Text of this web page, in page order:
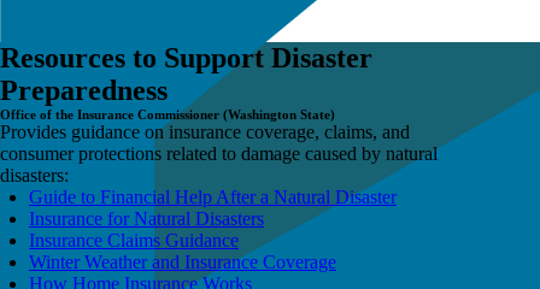
Resources to Support Disaster
Preparedness
Office of the Insurance Commissioner (Washington State)
Provides guidance on insurance coverage, claims, and
consumer protections related to damage caused by natural
disasters:
Guide to Financial Help After a Natural Disaster
Insurance for Natural Disasters
Insurance Claims Guidance
Winter Weather and Insurance Coverage
How Home Insurance Works